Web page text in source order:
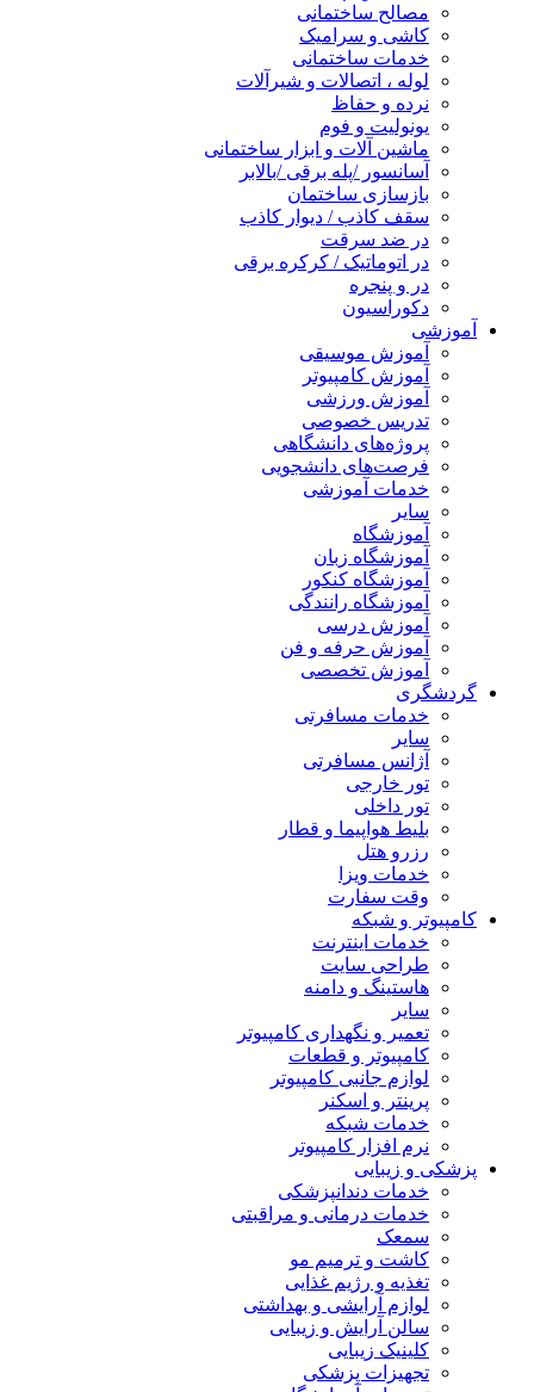
مصالح ساختمانی
کاشی و سرامیک
خدمات ساختمانی
لوله ، اتصالات و شیرآلات
نرده و حفاظ
یونولیت و فوم
ماشین آلات و ابزار ساختمانی
آسانسور /پله برقی /بالابر
بازسازی ساختمان
سقف کاذب / دیوار کاذب
در ضد سرقت
در اتوماتیک / کرکره برقی
در و پنجره
دکوراسیون
آموزشی
آموزش موسیقی
آموزش کامپیوتر
آموزش ورزشی
تدریس خصوصی
پروژه‌های دانشگاهی
فرصت‌های دانشجویی
خدمات آموزشی
سایر
آموزشگاه
آموزشگاه زبان
آموزشگاه کنکور
آموزشگاه رانندگی
آموزش درسی
آموزش حرفه و فن
آموزش تخصصی
گردشگری
خدمات مسافرتی
سایر
آژانس مسافرتی
تور خارجی
تور داخلی
بلیط هواپیما و قطار
رزرو هتل
خدمات ویزا
وقت سفارت
کامپیوتر و شبکه
خدمات اینترنت
طراحی سایت
هاستینگ و دامنه
سایر
تعمیر و نگهداری کامپیوتر
کامپیوتر و قطعات
لوازم جانبی کامپیوتر
پرینتر و اسکنر
خدمات شبکه
نرم افزار کامپیوتر
پزشکی و زیبایی
خدمات دندانپزشکی
خدمات درمانی و مراقبتی
سمعک
کاشت و ترمیم مو
تغذیه و رژیم غذایی
لوازم آرایشی و بهداشتی
سالن آرایش و زیبایی
کلینیک زیبایی
تجهیزات پزشکی